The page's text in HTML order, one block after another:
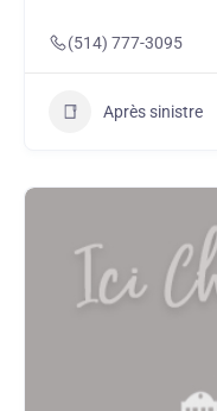
(514) 777-3095
Après sinistre